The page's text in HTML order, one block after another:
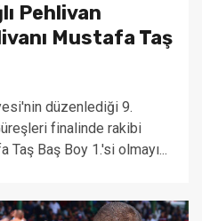
Pehlivan
Mustafa Taş
düzenlediği 9.
finalinde rakibi
Baş Boy 1.'si olmayı...